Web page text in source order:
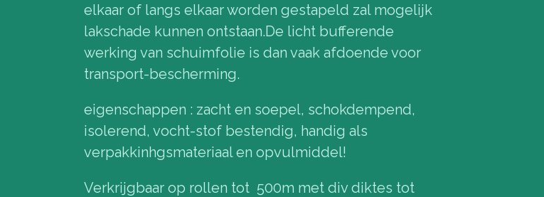
elkaar of langs elkaar worden gestapeld zal mogelijk
lakschade kunnen ontstaan.De licht bufferende
werking van schuimfolie is dan vaak afdoende voor
transport-bescherming.
eigenschappen : zacht en soepel, schokdempend,
isolerend, vocht-stof bestendig, handig als
verpakkinhgsmateriaal en opvulmiddel!
Verkrijgbaar op rollen tot 500m met div diktes tot